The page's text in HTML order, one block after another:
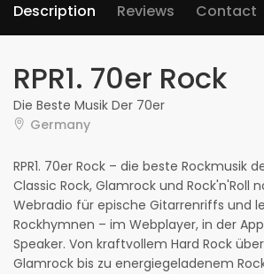
Description Reviews Contact
RPR1. 70er Rock
Die Beste Musik Der 70er
Germany
RPR1. 70er Rock – die beste Rockmusik
Classic Rock, Glamrock und Rock'n'Roll
Webradio für epische Gitarrenriffs und
Rockhymnen – im Webplayer, in der
Speaker. Von kraftvollem Hard Rock
Glamrock bis zu energiegeladenem